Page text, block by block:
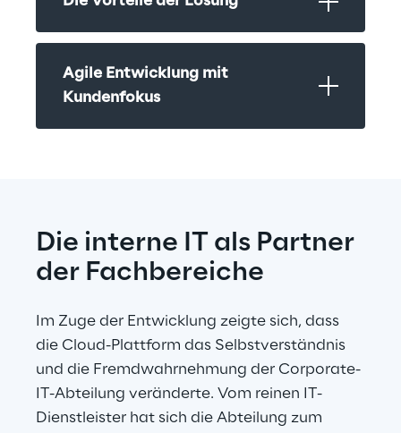
Agile Entwicklung mit
Kundenfokus
Die interne IT als Partner
der Fachbereiche
Im Zuge der Entwicklung zeigte sich, dass
die Cloud-Plattform das Selbstverständnis
und die Fremdwahrnehmung der Corporate-
IT-Abteilung veränderte. Vom reinen IT-
Dienstleister hat sich die Abteilung zum